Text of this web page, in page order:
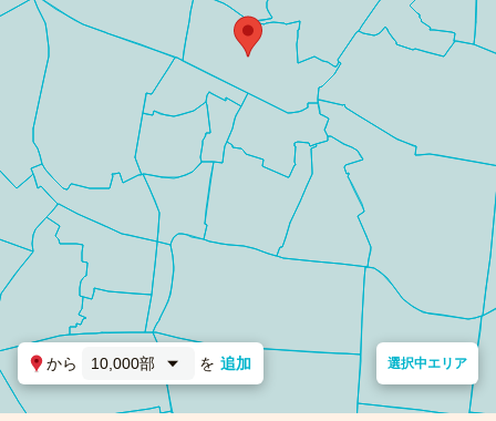
から 10,000部 を 追加 選択中エリア